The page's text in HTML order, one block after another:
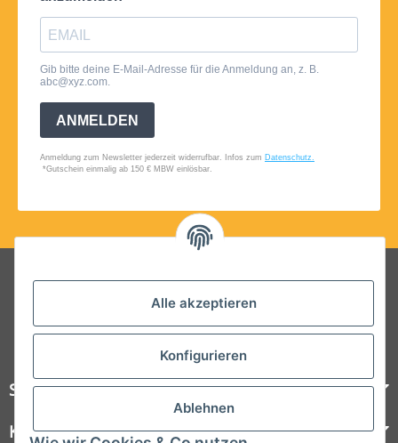
Alle akzeptieren
Konfigurieren
Ablehnen
Folgt uns auf Social Media
Steelboxx
Kundenservice